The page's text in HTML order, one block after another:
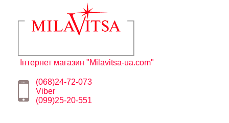
Інтернет магазин "Milavitsa-ua.com"
(068)24-72-073
Viber
(099)25-20-551